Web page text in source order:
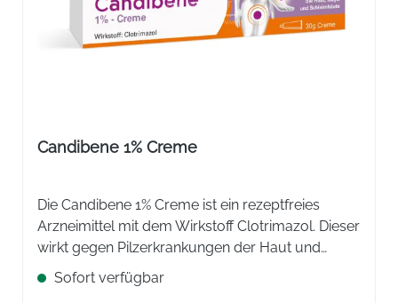
Candibene 1% Creme
Die Candibene 1% Creme ist ein rezeptfreies
Arzneimittel mit dem Wirkstoff Clotrimazol. Dieser
wirkt gegen Pilzerkrankungen der Haut und
Schleimhaut, indem die Pilze in ihrem Wachstum
gehemmt bzw. abgetötet werden.
Sofort verfügbar